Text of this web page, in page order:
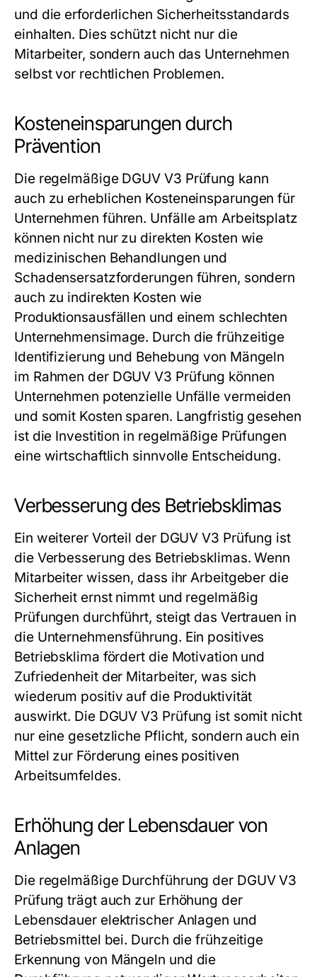
und die erforderlichen Sicherheitsstandards
einhalten. Dies schützt nicht nur die
Mitarbeiter, sondern auch das Unternehmen
selbst vor rechtlichen Problemen.
Kosteneinsparungen durch
Prävention
Die regelmäßige DGUV V3 Prüfung kann
auch zu erheblichen Kosteneinsparungen für
Unternehmen führen. Unfälle am Arbeitsplatz
können nicht nur zu direkten Kosten wie
medizinischen Behandlungen und
Schadensersatzforderungen führen, sondern
auch zu indirekten Kosten wie
Produktionsausfällen und einem schlechten
Unternehmensimage. Durch die frühzeitige
Identifizierung und Behebung von Mängeln
im Rahmen der DGUV V3 Prüfung können
Unternehmen potenzielle Unfälle vermeiden
und somit Kosten sparen. Langfristig gesehen
ist die Investition in regelmäßige Prüfungen
eine wirtschaftlich sinnvolle Entscheidung.
Verbesserung des Betriebsklimas
Ein weiterer Vorteil der DGUV V3 Prüfung ist
die Verbesserung des Betriebsklimas. Wenn
Mitarbeiter wissen, dass ihr Arbeitgeber die
Sicherheit ernst nimmt und regelmäßig
Prüfungen durchführt, steigt das Vertrauen in
die Unternehmensführung. Ein positives
Betriebsklima fördert die Motivation und
Zufriedenheit der Mitarbeiter, was sich
wiederum positiv auf die Produktivität
auswirkt. Die DGUV V3 Prüfung ist somit nicht
nur eine gesetzliche Pflicht, sondern auch ein
Mittel zur Förderung eines positiven
Arbeitsumfeldes.
Erhöhung der Lebensdauer von
Anlagen
Die regelmäßige Durchführung der DGUV V3
Prüfung trägt auch zur Erhöhung der
Lebensdauer elektrischer Anlagen und
Betriebsmittel bei. Durch die frühzeitige
Erkennung von Mängeln und die